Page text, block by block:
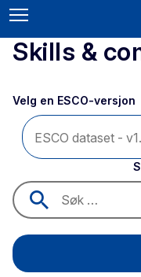
Skills &
Velg en ESCO-versjon